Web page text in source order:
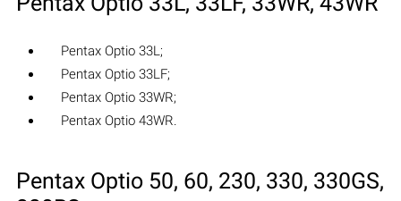
Pentax Optio 33L;
Pentax Optio 33LF;
Pentax Optio 33WR;
Pentax Optio 43WR.
Pentax Optio 50, 60, 230, 330, 330GS,